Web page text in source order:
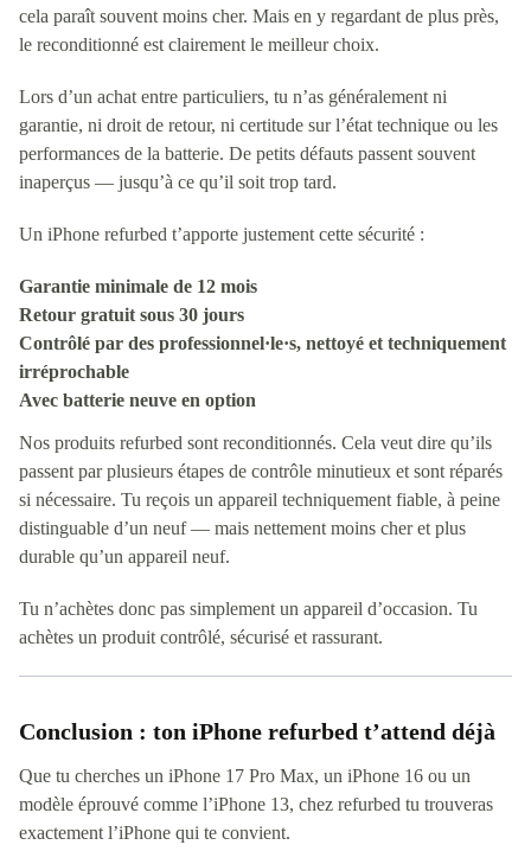
cela paraît souvent moins cher. Mais en y regardant de plus près,
le reconditionné est clairement le meilleur choix.
Lors d’un achat entre particuliers, tu n’as généralement ni
garantie, ni droit de retour, ni certitude sur l’état technique ou les
performances de la batterie. De petits défauts passent souvent
inaperçus — jusqu’à ce qu’il soit trop tard.
Un iPhone refurbed t’apporte justement cette sécurité :
Garantie minimale de 12 mois
Retour gratuit sous 30 jours
Contrôlé par des professionnel·le·s, nettoyé et techniquement
irréprochable
Avec batterie neuve en option
Nos produits refurbed sont reconditionnés. Cela veut dire qu’ils
passent par plusieurs étapes de contrôle minutieux et sont réparés
si nécessaire. Tu reçois un appareil techniquement fiable, à peine
distinguable d’un neuf — mais nettement moins cher et plus
durable qu’un appareil neuf.
Tu n’achètes donc pas simplement un appareil d’occasion. Tu
achètes un produit contrôlé, sécurisé et rassurant.
Conclusion : ton iPhone refurbed t’attend déjà
Que tu cherches un iPhone 17 Pro Max, un iPhone 16 ou un
modèle éprouvé comme l’iPhone 13, chez refurbed tu trouveras
exactement l’iPhone qui te convient.